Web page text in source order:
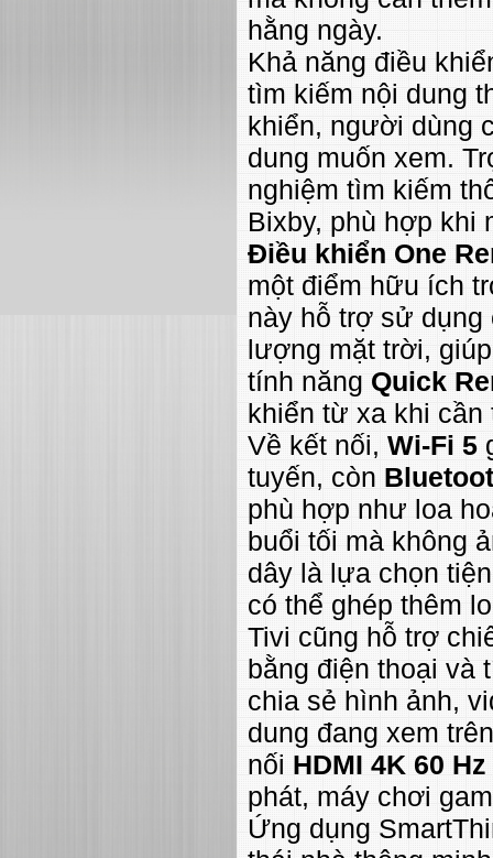
hằng ngày.
Khả năng điều
tìm kiếm nội dung
khiển, người dùng
dung muốn xem.
nghiệm tìm kiếm
Bixby, phù hợp khi
Điều khiển One
một điểm hữu ích
này hỗ trợ sử
lượng mặt trời,
tính năng Quick
khiển từ xa khi cần
Về kết nối, Wi-Fi 5
tuyến, còn
phù hợp như loa
buổi tối mà không
dây là lựa chọn
có thể ghép thêm
Tivi cũng hỗ trợ
bằng điện thoại và
chia sẻ hình ảnh,
dung đang xem
nối HDMI 4K 60 Hz
phát, máy chơi
Ứng dụng